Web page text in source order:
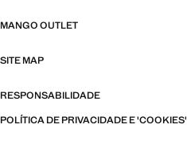
MANGO OUTLET
SITE MAP
RESPONSABILIDADE
POLÍTICA DE PRIVACIDADE E 'COOKIES'